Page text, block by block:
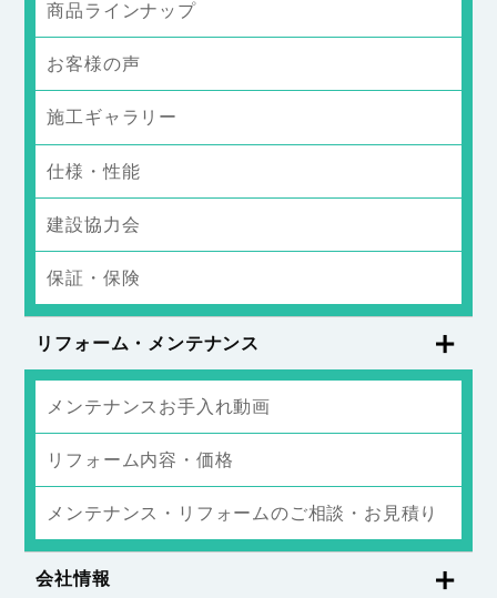
商品ラインナップ
お客様の声
施工ギャラリー
仕様・性能
建設協力会
保証・保険
リフォーム・メンテナンス
メンテナンスお手入れ動画
リフォーム内容・価格
メンテナンス・リフォームのご相談・お見積り
会社情報